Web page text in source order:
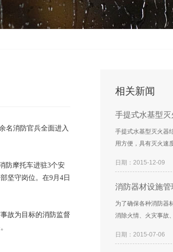
名消防官兵全面进入
防摩托车进驻3个安
坚守岗位。在9月4日
故为目标的消防监督
相关新闻
手提式水基型灭
手提式水基型灭火器
用方便，具有灭火速
日期：2015-12-09
消防器材设施管
为了确保各种消防器
消除火情、火灾事故
日期：2015-07-06